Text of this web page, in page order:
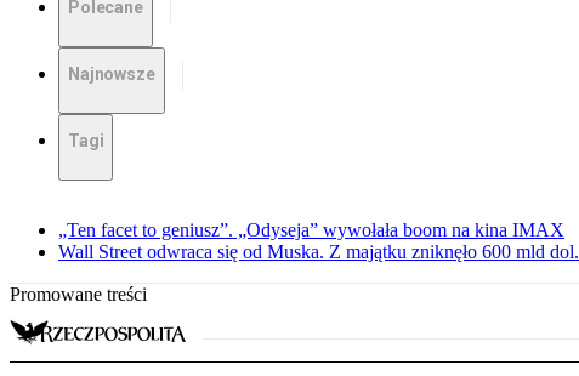
Polecane
Najnowsze
Tagi
„Ten facet to geniusz”. „Odyseja” wywołała boom na kina IMAX
Wall Street odwraca się od Muska. Z majątku zniknęło 600 mld dol.
Promowane treści